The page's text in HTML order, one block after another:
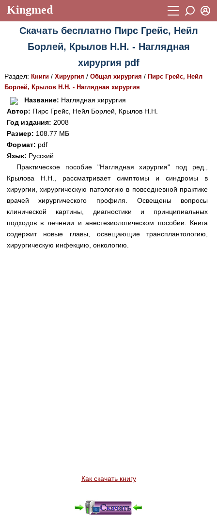
Kingmed
Учебный материал
Видеогалерея 899
Истории болезней 1268
Лекции и презентации 2474
Аккредитационные тесты
Методические рекомендации
Научно-популярное
Статьи
Новости (244)
Медицинская стандартизация
Нормативы экстренной и неотложной помощи
Восстановить пароль
Регистрация
Скачать бесплатно Пирс Грейс, Нейл
Борлей, Крылов Н.Н. - Наглядная
хирургия pdf
Раздел: Книги/ Хирургия / Общая хирургия / Пирс Грейс, Нейл
Борлей, Крылов Н.Н. - Наглядная хирургия
Название: Наглядная хирургия
Автор: Пирс Грейс, Нейл Борлей, Крылов Н.Н.
Год издания: 2008
Размер: 108.77 МБ
Формат: pdf
Язык: Русский
Практическое пособие "Наглядная хирургия" под ред.,
Крылова Н.Н., рассматривает симптомы и синдромы в
хирургии, хирургическую патологию в повседневной практике
врачей хирургического профиля. Освещены вопросы
клинической картины, диагностики и принципиальных
подходов в лечении и анестезиологическом пособии. Книга
содержит новые главы, освещающие трансплантологию,
хирургическую инфекцию, онкологию.
Как скачать книгу